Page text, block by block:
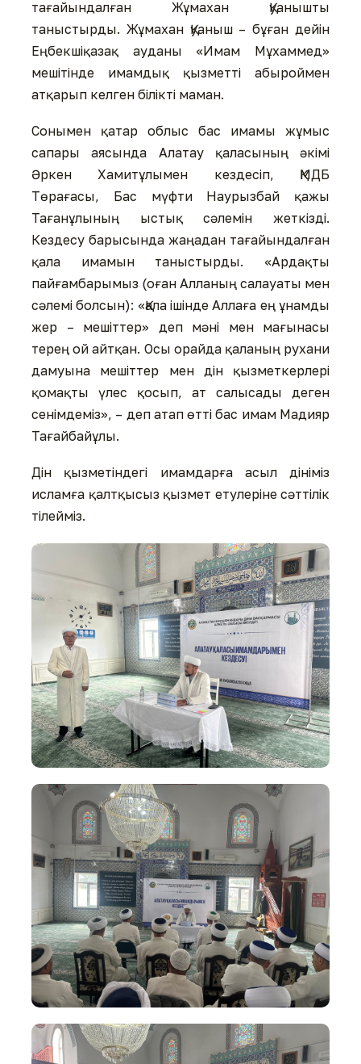
тағайындалған Жұмахан Қуанышты
таныстырды. Жұмахан Қуаныш – бұған дейін
Еңбекшіқазақ ауданы «Имам Мұхаммед»
мешітінде имамдық қызметті абыроймен
атқарып келген білікті маман.
Сонымен қатар облыс бас имамы жұмыс
сапары аясында Алатау қаласының әкімі
Әркен Хамитұлымен кездесіп, ҚМДБ
Төрағасы, Бас мүфти Наурызбай қажы
Тағанұлының ыстық сәлемін жеткізді.
Кездесу барысында жаңадан тағайындалған
қала имамын таныстырды. «Ардақты
пайғамбарымыз (оған Алланың салауаты мен
сәлемі болсын): «Қала ішінде Аллаға ең ұнамды
жер – мешіттер» деп мәні мен мағынасы
терең ой айтқан. Осы орайда қаланың рухани
дамуына мешіттер мен дін қызметкерлері
қомақты үлес қосып, ат салысады деген
сенімдеміз», – деп атап өтті бас имам Мадияр
Тағайбайұлы.
Дін қызметіндегі имамдарға асыл дініміз
исламға қалтқысыз қызмет етулеріне сәттілік
тілейміз.